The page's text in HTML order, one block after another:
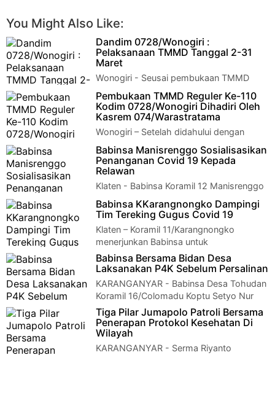
You Might Also Like:
Dandim 0728/Wonogiri :
Pelaksanaan TMMD Tanggal 2-31
Maret
Wonogiri - Seusai pembukaan TMMD
Reguler ke-110 tahun 2021 di Pendopo
Rumah Dinas Bupati, Komandan Kodim 0728/Wonogiri L…
Pembukaan TMMD Reguler Ke-110
Kodim 0728/Wonogiri Dihadiri Oleh
Kasrem 074/Warastratama
Wonogiri – Setelah didahului dengan
pelaksanaan Pra TMMD, Selasa(2/3)
pelaksanaan program TMMD Reguler ke-110 Tahun 2021…
Babinsa Manisrenggo Sosialisasikan
Penanganan Covid 19 Kepada
Relawan
Klaten - Babinsa Koramil 12 Manisrenggo
Serma Widada menjalin Komunikasi Sosial
(Komsos) dengan para Relawan desa dan s…
Babinsa KKarangnongko Dampingi
Tim Tereking Gugus Covid 19
Klaten – Koramil 11/Karangnongko
menerjunkan Babinsa untuk
memaksimalkan dukungannya dalam pelaksanaan pembatasan
kegiat…
Babinsa Bersama Bidan Desa
Laksanakan P4K Sebelum Persalinan
KARANGANYAR - Babinsa Desa Tohudan
Koramil 16/Colomadu Koptu Setyo Nur
bersama Bidan Desa melaksanakan P4K (Pemantapan P…
Tiga Pilar Jumapolo Patroli Bersama
Penerapan Protokol Kesehatan Di
Wilayah
KARANGANYAR - Serma Riyanto